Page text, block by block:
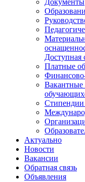
Документы
Доступная
Платные
Финансово-
Вакантные
Актуально
Новости
Вакансии
Обратная связь
Объявления